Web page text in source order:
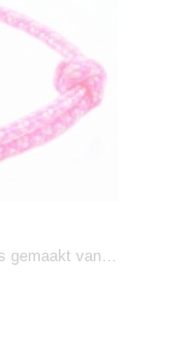
gemaakt van…